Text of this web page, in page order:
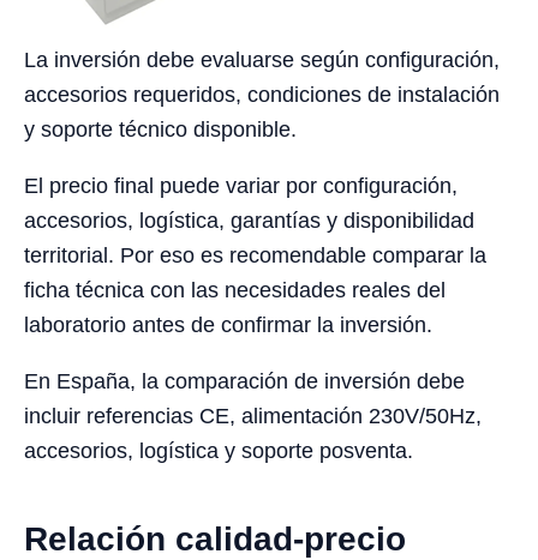
La inversión debe evaluarse según configuración,
accesorios requeridos, condiciones de instalación
y soporte técnico disponible.
El precio final puede variar por configuración,
accesorios, logística, garantías y disponibilidad
territorial. Por eso es recomendable comparar la
ficha técnica con las necesidades reales del
laboratorio antes de confirmar la inversión.
En España, la comparación de inversión debe
incluir referencias CE, alimentación 230V/50Hz,
accesorios, logística y soporte posventa.
Relación calidad-precio